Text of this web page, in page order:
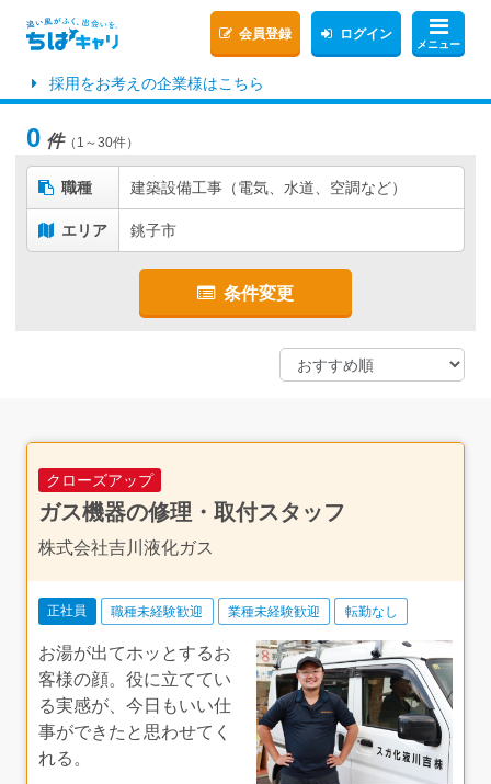
メニュー
会員登録 ログイン
採用をお考えの企業様はこちら
0 件（1～30件）
職種 建築設備工事（電気、水道、空調など）
エリア 銚子市
条件変更
クローズアップ
ガス機器の修理・取付スタッフ
株式会社吉川液化ガス
正社員 職種未経験歓迎 業種未経験歓迎 転勤なし
お湯が出てホッとするお
客様の顔。役に立ててい
る実感が、今日もいい仕
事ができたと思わせてく
れる。